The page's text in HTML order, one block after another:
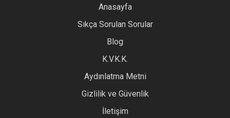
YORUM YAZ
Ürün resmi kalitesiz, bozuk veya görüntülenemiyor.
Ürün açıklamasında eksik bilgiler bulunuyor.
Ürün bilgilerinde hatalar bulunuyor.
Ürün fiyatı diğer sitelerden daha pahalı.
Anasayfa
Sıkça Sorulan Sorular
Blog
K.V.K.K.
Aydınlatma Metni
Gizlilik ve Güvenlik
İletişim